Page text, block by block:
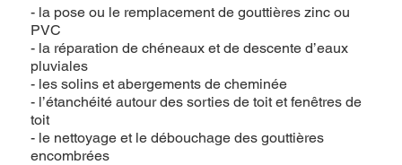
- la pose ou le remplacement de gouttières zinc ou
PVC
- la réparation de chéneaux et de descente d’eaux
pluviales
- les solins et abergements de cheminée
- l’étanchéité autour des sorties de toit et fenêtres de
toit
- le nettoyage et le débouchage des gouttières
encombrées